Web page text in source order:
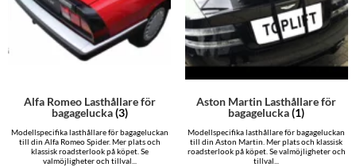
Alfa Romeo Lasthållare för
bagagelucka(3)
Modellspecifika lasthållare för bagageluckan
till din Alfa Romeo Spider. Mer plats och
klassisk roadsterlook på köpet. Se
valmöjligheter och tillval...
Aston Martin Lasthållare för
bagagelucka(1)
Modellspecifika lasthållare för bagageluckan
till din Aston Martin. Mer plats och klassisk
roadsterlook på köpet. Se valmöjligheter och
tillval...